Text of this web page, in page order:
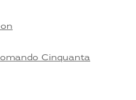
Cinquanta